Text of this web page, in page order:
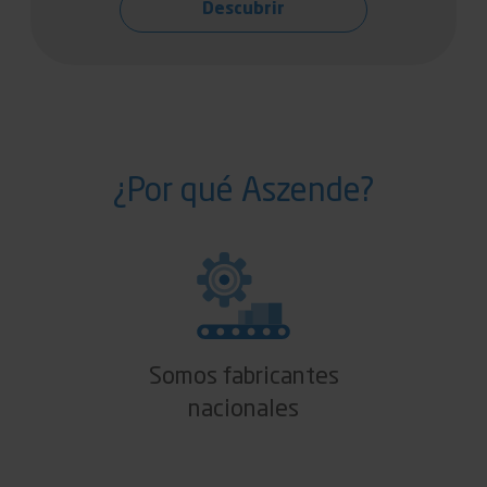
Descubrir
¿Por qué Aszende?
Somos fabricantes
nacionales